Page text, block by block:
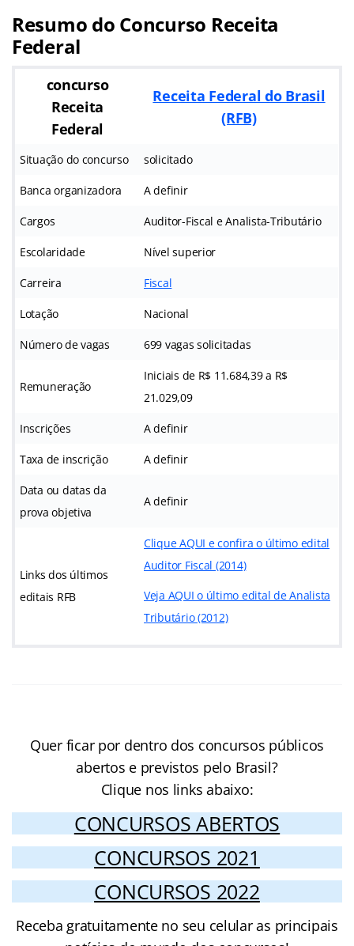
Resumo do Concurso Receita
Federal
concurso
Receita
Federal
Receita Federal do Brasil
(RFB)
Situação do concurso solicitado
Banca organizadora A definir
Cargos Auditor-Fiscal e Analista-Tributário
Escolaridade Nível superior
Carreira Fiscal
Lotação Nacional
Número de vagas 699 vagas solicitadas
Remuneração
Iniciais de R$ 11.684,39 a R$
21.029,09
Inscrições A definir
Taxa de inscrição A definir
Data ou datas da
prova objetiva
A definir
Links dos últimos
editais RFB
Clique AQUI e confira o último edital
Auditor Fiscal (2014)
Veja AQUI o último edital de Analista
Tributário (2012)
Quer ficar por dentro dos concursos públicos
abertos e previstos pelo Brasil?
Clique nos links abaixo:
CONCURSOS ABERTOS
CONCURSOS 2021
CONCURSOS 2022
Receba gratuitamente no seu celular as principais